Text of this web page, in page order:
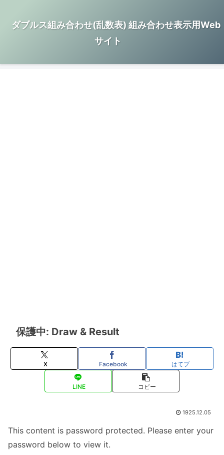
ダブルス組み合わせ(乱数表) 組み合わせ表示用Web
サイト
保護中: Draw & Result
X Facebook はてブ
LINE コピー
1925.12.05
This content is password protected. Please enter your
password below to view it.